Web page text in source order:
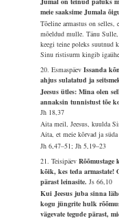
meie saaksime Jumala
Tõeline armastus on
mõeldud mulle. Tänu
keegi teine poleks suutnud
Sinu ristisurm kingib
20. EsmaspäevIssanda
ahjus sulatatud ja
Jeesus ütles: Mina olen
annaksin tunnistust tõe
Jh 18,37
Aita meil, Jeesus, kuulda
Aita, et meie kõrvad ja
Jh 6,47–51; Jh 5,19–23
21. TeisipäevRõõmustage
kõik, kes teda armastate!
pärast leinasite.Js 66,10
Kui Jeesus juba sinna
kogu jüngrite hulk
vägevate tegude pärast,